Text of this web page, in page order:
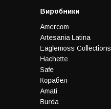
Виробники
Amercom
Artesania Latina
Eaglemoss Collections
Hachette
Safe
Корабел
Amati
Burda